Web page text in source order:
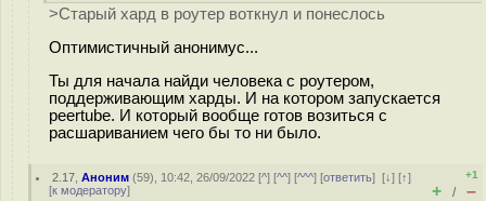
>Старый хард в роутер воткнул и понеслось
Оптимистичный анонимус...
Ты для начала найди человека с роутером,
поддерживающим харды. И на котором запускается
peertube. И который вообще готов возиться с
расшариванием чего бы то ни было.
2.17 ,Аноним (59), 10:42, 26/09/2022 [^] [^^] [^^^] [ответить][↓] [↑]
[к модератору]
+1
+ / –